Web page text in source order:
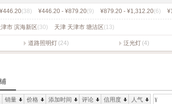
特价：¥151.76
查看详情
(38) ¥446.20 - ¥879.20(9) ¥879.20 - ¥1,312.20(6)
市 滨海新区(30) 天津 天津市 塘沽区(13)
道路照明灯 (24) 泛光灯 (4)
销量 价格 添加时间 评论 信用度 人气 ¥